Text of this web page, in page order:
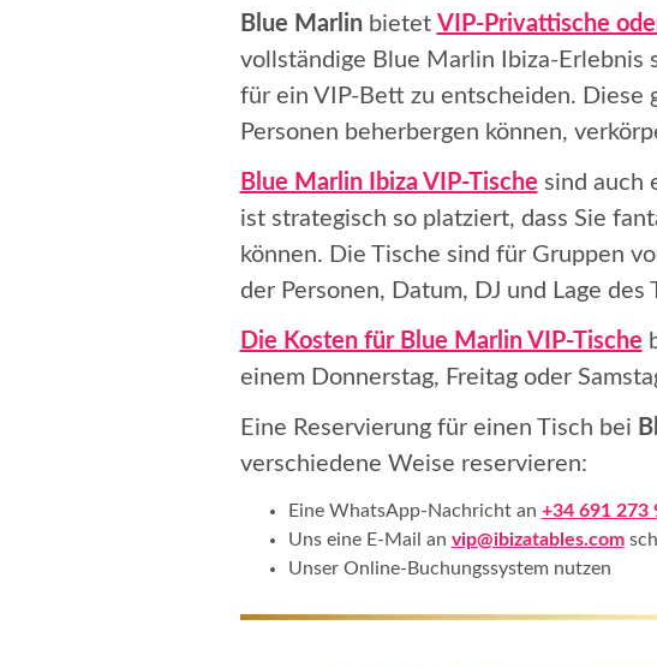
Blue Marlinbietet VIP-Privattische
vollständige Blue Marlin Ibiza-Erlebnis
für ein VIP-Bett zu entscheiden. Diese
Personen beherbergen können,
Blue Marlin Ibiza VIP-Tische sind auch
ist strategisch so platziert, dass Sie
können. Die Tische sind für Gruppen
der Personen, Datum, DJ und Lage des
Die Kosten für Blue Marlin VIP-Tische
einem Donnerstag, Freitag oder
Eine Reservierung für einen Tisch bei
verschiedene Weise reservieren:
Eine WhatsApp-Nachricht an +34 691 273
Uns eine E-Mail an vip@ibizatables.com
Unser Online-Buchungssystem nutzen